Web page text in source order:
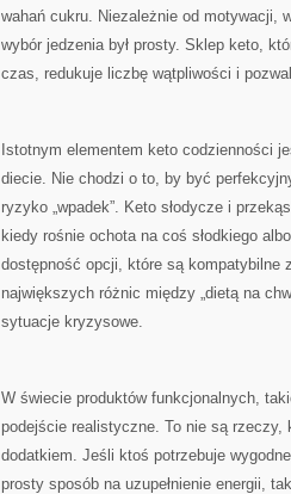
wahań cukru. Niezależnie od motywacji,
wybór jedzenia był prosty. Sklep keto,
czas, redukuje liczbę wątpliwości i
Istotnym elementem keto codzienności
diecie. Nie chodzi o to, by być
ryzyko „wpadek”. Keto słodycze i
kiedy rośnie ochota na coś słodkiego
dostępność opcji, które są kompatybilne
największych różnic między „dietą na
sytuacje kryzysowe.
W świecie produktów funkcjonalnych,
podejście realistyczne. To nie są rzeczy,
dodatkiem. Jeśli ktoś potrzebuje
prosty sposób na uzupełnienie energii,